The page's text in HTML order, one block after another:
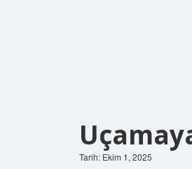
Tarih: Ekim 1, 2025